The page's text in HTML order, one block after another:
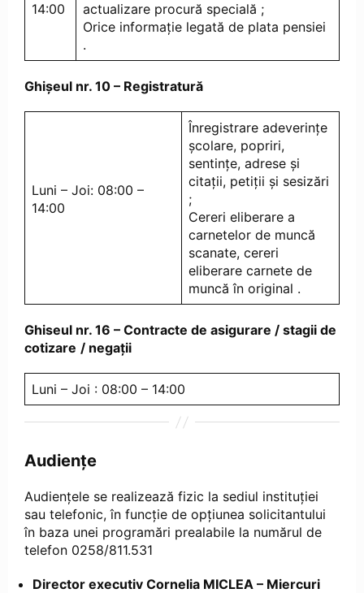
14:00
actualizare procură specială ;
Orice informație legată de plata pensiei
.
Ghișeul nr. 10 – Registratură
Luni – Joi: 08:00 –
14:00
Înregistrare adeverințe
școlare, popriri,
sentințe, adrese și
citații, petiții și sesizări
;
Cereri eliberare a
carnetelor de muncă
scanate, cereri
eliberare carnete de
muncă în original .
Ghiseul nr. 16 – Contracte de asigurare / stagii de
cotizare / negații
Luni – Joi : 08:00 – 14:00
Audiențe
Audiențele se realizează fizic la sediul instituției
sau telefonic, în funcție de opțiunea solicitantului
în baza unei programări prealabile la numărul de
telefon 0258/811.531
Director executiv Cornelia MICLEA – Miercuri